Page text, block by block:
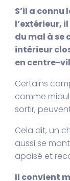
S’il a connu
l’extérieur,
du mal à se
intérieur
en centre-
Certains
comme
sortir,
Cela dit, un
aussi se
apaisé et
Il convient